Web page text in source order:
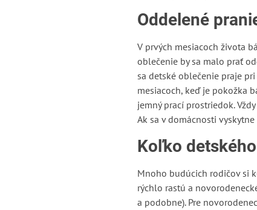
Oddelené
V prvých mesiacoch života
oblečenie by sa malo prať
sa detské oblečenie praje
mesiacoch, keď je pokožka
jemný prací prostriedok.
Ak sa v domácnosti
Koľko
Mnoho budúcich rodičov si
rýchlo rastú a
a podobne). Pre